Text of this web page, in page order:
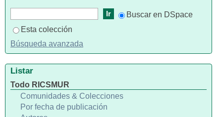
Buscar en DSpace
Esta colección
Búsqueda avanzada
Listar
Todo RICSMUR
Comunidades & Colecciones
Por fecha de publicación